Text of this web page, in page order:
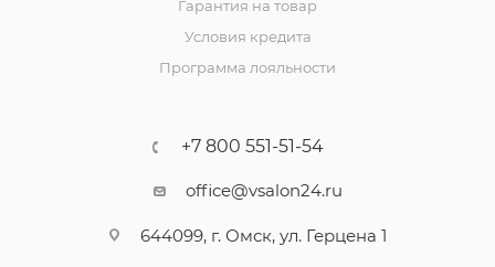
Гарантия на товар
Условия кредита
Программа лояльности
+7 800 551-51-54
office@vsalon24.ru
644099, г. Омск, ул. Герцена 1